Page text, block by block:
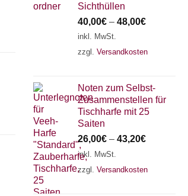
Sichthüllen
40,00€ – 48,00€
inkl. MwSt.
zzgl. Versandkosten
Noten zum Selbst-
Zusammenstellen für
Tischharfe mit 25
Saiten
26,00€ – 43,20€
inkl. MwSt.
zzgl. Versandkosten